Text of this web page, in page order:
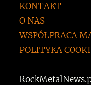
KONTAKT
O NAS
WSPÓŁPRACA
POLITYKA